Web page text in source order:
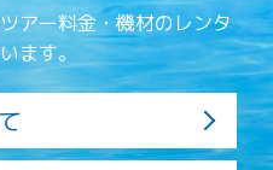
アー料金・機材のレンタ
ます。